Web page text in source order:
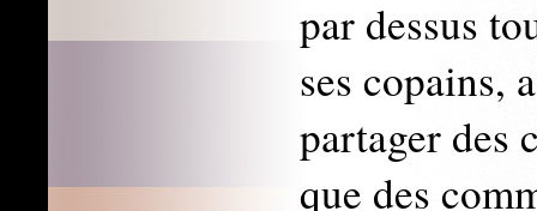
par dessus
ses copains,
partager des
que des